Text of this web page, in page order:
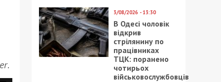
.
3/08/2026 - 13:30
В Одесі чоловік
відкрив
стрілянину по
працівниках
ТЦК: поранено
чотирьох
військовослужбовців